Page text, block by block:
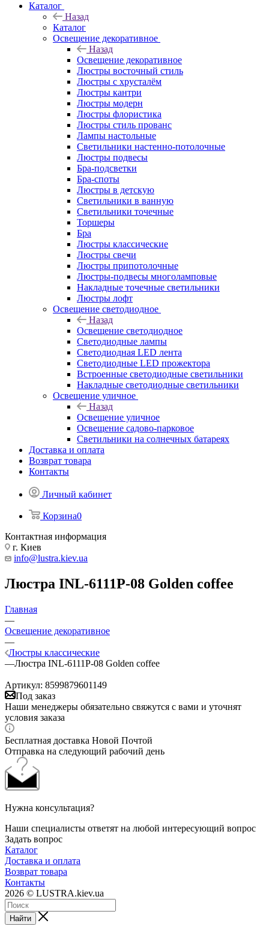
Каталог
Назад
Каталог
Освещение декоративное
Назад
Освещение декоративное
Люстры восточный стиль
Люстры с хрусталём
Люстры кантри
Люстры модерн
Люстры флористика
Люстры стиль прованс
Лампы настольные
Светильники настенно-потолочные
Люстры подвесы
Бра-подсветки
Бра-споты
Люстры в детскую
Светильники в ванную
Светильники точечные
Торшеры
Бра
Люстры классические
Люстры свечи
Люстры припотолочные
Люстры-подвесы многоламповые
Накладные точечные светильники
Люстры лофт
Освещение светодиодное
Назад
Освещение светодиодное
Светодиодные лампы
Светодиодная LED лента
Светодиодные LED прожектора
Встроенные светодиодные светильники
Накладные светодиодные светильники
Освещение уличное
Назад
Освещение уличное
Освещение садово-парковое
Светильники на солнечных батареях
Доставка и оплата
Возврат товара
Контакты
Личный кабинет
Корзина0
Контактная информация
г. Киев
info@lustra.kiev.ua
Люстра INL-6111P-08 Golden coffee
Главная
—
Освещение декоративное
—
Люстры классические
—Люстра INL-6111P-08 Golden coffee
Артикул: 8599879601149
Под заказ
Наши менеджеры обязательно свяжутся с вами и уточнят
условия заказа
Бесплатная доставка Новой Почтой
Отправка на следующий рабочий день
Нужна консультация?
Наши специалисты ответят на любой интересующий вопрос
Задать вопрос
Каталог
Доставка и оплата
Возврат товара
Контакты
2026 © LUSTRA.kiev.ua
Найти